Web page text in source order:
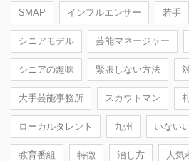
SMAP インフルエンサー 若手
シニアモデル 芸能マネージャー
シニアの趣味 緊張しない方法
大手芸能事務所 スカウトマン
ローカルタレント 九州 いない
教育番組 特徴 治し方 人気